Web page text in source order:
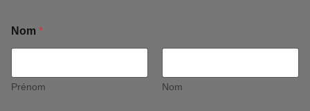
Nom *
Prénom Nom